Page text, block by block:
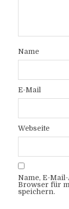
Name
E-Mail
Webseite
Name, E-
Browser für
speichern.